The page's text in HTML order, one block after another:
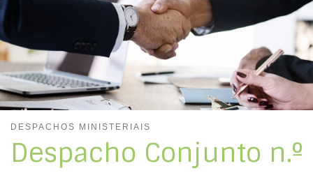
DESPACHOS MINISTERIAIS
Despacho Conjunto n.º